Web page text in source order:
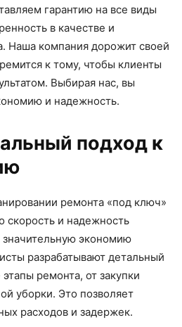
гарантию на все виды
в качестве и
Наша компания дорожит своей
к тому, чтобы клиенты
Выбирая нас, вы
и надежность.
подход к
ремонта «под ключ»
скорость и надежность
экономию
разрабатывают детальный
ремонта, от закупки
уборки. Это позволяет
расходов и задержек.